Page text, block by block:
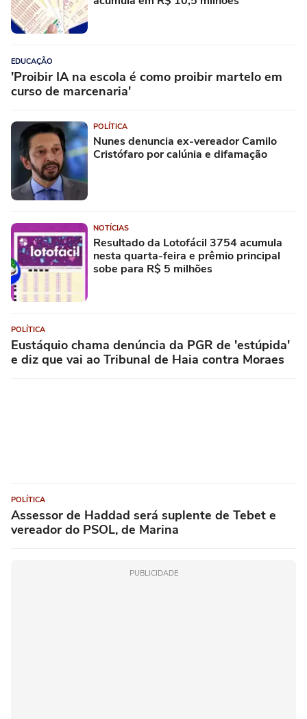
EDUCAÇÃO
'Proibir IA na escola é como proibir martelo em
curso de marcenaria'
POLÍTICA
Nunes denuncia ex-vereador Camilo
Cristófaro por calúnia e difamação
NOTÍCIAS
Resultado da Lotofácil 3754 acumula
nesta quarta-feira e prêmio principal
sobe para R$ 5 milhões
POLÍTICA
Eustáquio chama denúncia da PGR de 'estúpida'
e diz que vai ao Tribunal de Haia contra Moraes
POLÍTICA
Assessor de Haddad será suplente de Tebet e
vereador do PSOL, de Marina
PUBLICIDADE